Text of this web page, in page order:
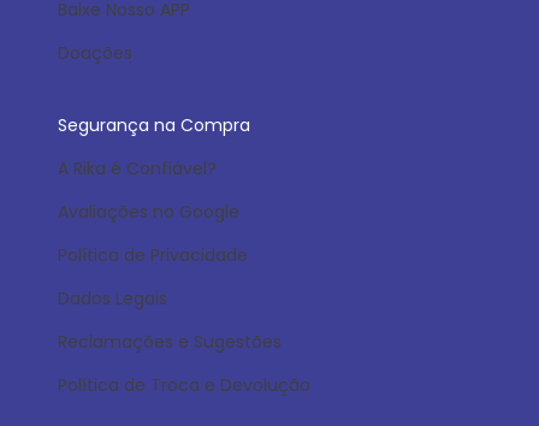
Baixe Nosso APP
Doações
Segurança na Compra
A Rika é Confiável?
Avaliações no Google
Política de Privacidade
Dados Legais
Reclamações e Sugestões
Política de Troca e Devolução